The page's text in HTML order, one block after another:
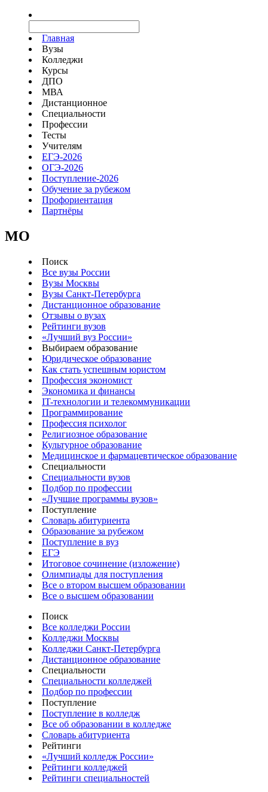
Главная
Вузы
Колледжи
Курсы
ДПО
МВА
Дистанционное
Специальности
Профессии
Тесты
Учителям
ЕГЭ-2026
ОГЭ-2026
Поступление-2026
Обучение за рубежом
Профориентация
Партнёры
MO
Поиск
Все вузы России
Вузы Москвы
Вузы Санкт-Петербурга
Дистанционное образование
Отзывы о вузах
Рейтинги вузов
«Лучший вуз России»
Выбираем образование
Юридическое образование
Как стать успешным юристом
Профессия экономист
Экономика и финансы
IT-технологии и телекоммуникации
Программирование
Профессия психолог
Религиозное образование
Культурное образование
Медицинское и фармацевтическое образование
Специальности
Специальности вузов
Подбор по профессии
«Лучшие программы вузов»
Поступление
Словарь абитуриента
Образование за рубежом
Поступление в вуз
ЕГЭ
Итоговое сочинение (изложение)
Олимпиады для поступления
Все о втором высшем образовании
Все о высшем образовании
Поиск
Все колледжи России
Колледжи Москвы
Колледжи Санкт-Петербурга
Дистанционное образование
Специальности
Специальности колледжей
Подбор по профессии
Поступление
Поступление в колледж
Все об образовании в колледже
Словарь абитуриента
Рейтинги
«Лучший колледж России»
Рейтинги колледжей
Рейтинги специальностей